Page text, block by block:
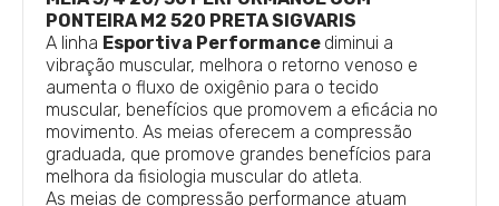
PONTEIRA M2 520 PRETA SIGVARIS
A linha Esportiva Performance diminui a
vibração muscular, melhora o retorno venoso e
aumenta o fluxo de oxigênio para o tecido
muscular, benefícios que promovem a eficácia no
movimento. As meias oferecem a compressão
graduada, que promove grandes benefícios para
melhora da fisiologia muscular do atleta.
As meias de compressão performance atuam